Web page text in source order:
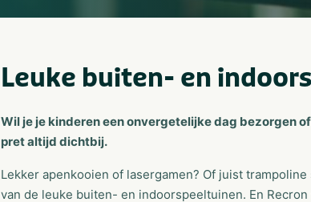
Leuke buiten- en
Wil je je kinderen een onvergetelijke dag bezorgen
pret altijd dichtbij.
Lekker apenkooien of lasergamen? Of juist
van de leuke buiten- en indoorspeeltuinen. En